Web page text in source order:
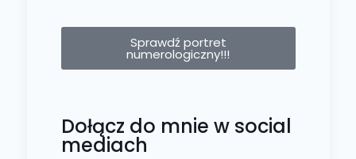
Sprawdź portret
numerologiczny!!!
Dołącz do mnie w social
mediach